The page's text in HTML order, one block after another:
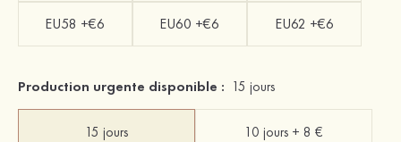
EU58 +€6 EU60 +€6 EU62 +€6
Production urgente disponible : 15 jours
15 jours 10 jours + 8 €